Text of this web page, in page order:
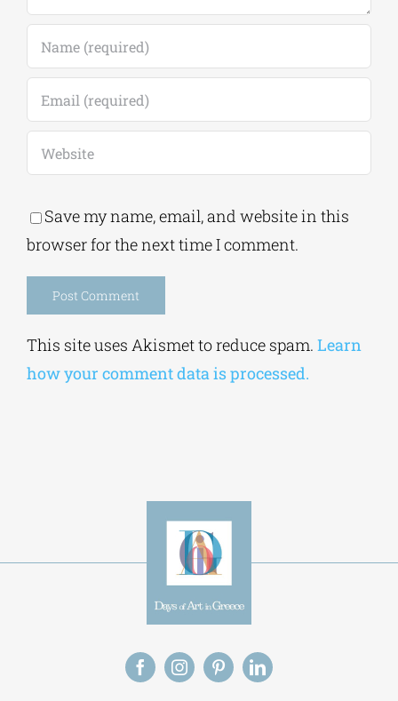
Save my name, email, and website in this
browser for the next time I comment.
This site uses Akismet to reduce spam. Learn
how your comment data is processed.